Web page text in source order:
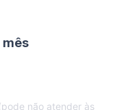
mês
não atender às